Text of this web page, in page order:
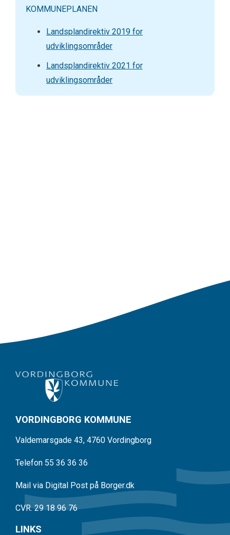
KOMMUNEPLANEN
Landsplandirektiv 2019 for
udviklingsområder
Landsplandirektiv 2021 for
udviklingsområder
VORDINGBORG KOMMUNE
Valdemarsgade 43, 4760 Vordingborg
Telefon 55 36 36 36
Mail via Digital Post på Borger.dk
CVR. 29 18 96 76
LINKS